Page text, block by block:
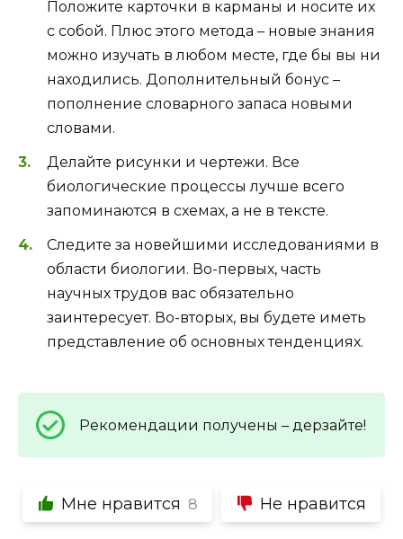
Положите карточки в карманы и носите их
с собой. Плюс этого метода – новые знания
можно изучать в любом месте, где бы вы ни
находились. Дополнительный бонус –
пополнение словарного запаса новыми
словами.
Делайте рисунки и чертежи. Все
биологические процессы лучше всего
запоминаются в схемах, а не в тексте.
Следите за новейшими исследованиями в
области биологии. Во-первых, часть
научных трудов вас обязательно
заинтересует. Во-вторых, вы будете иметь
представление об основных тенденциях.
Рекомендации получены – дерзайте!
Мне нравится 8 Не нравится